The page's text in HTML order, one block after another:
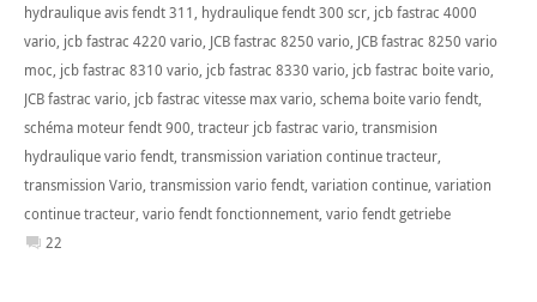
hydraulique avis fendt 311, hydraulique fendt 300 scr, jcb fastrac 4000
vario, jcb fastrac 4220 vario, JCB fastrac 8250 vario, JCB fastrac 8250 vario
moc, jcb fastrac 8310 vario, jcb fastrac 8330 vario, jcb fastrac boite vario,
JCB fastrac vario, jcb fastrac vitesse max vario, schema boite vario fendt,
schéma moteur fendt 900, tracteur jcb fastrac vario, transmision
hydraulique vario fendt, transmission variation continue tracteur,
transmission Vario, transmission vario fendt, variation continue, variation
continue tracteur, vario fendt fonctionnement, vario fendt getriebe
22